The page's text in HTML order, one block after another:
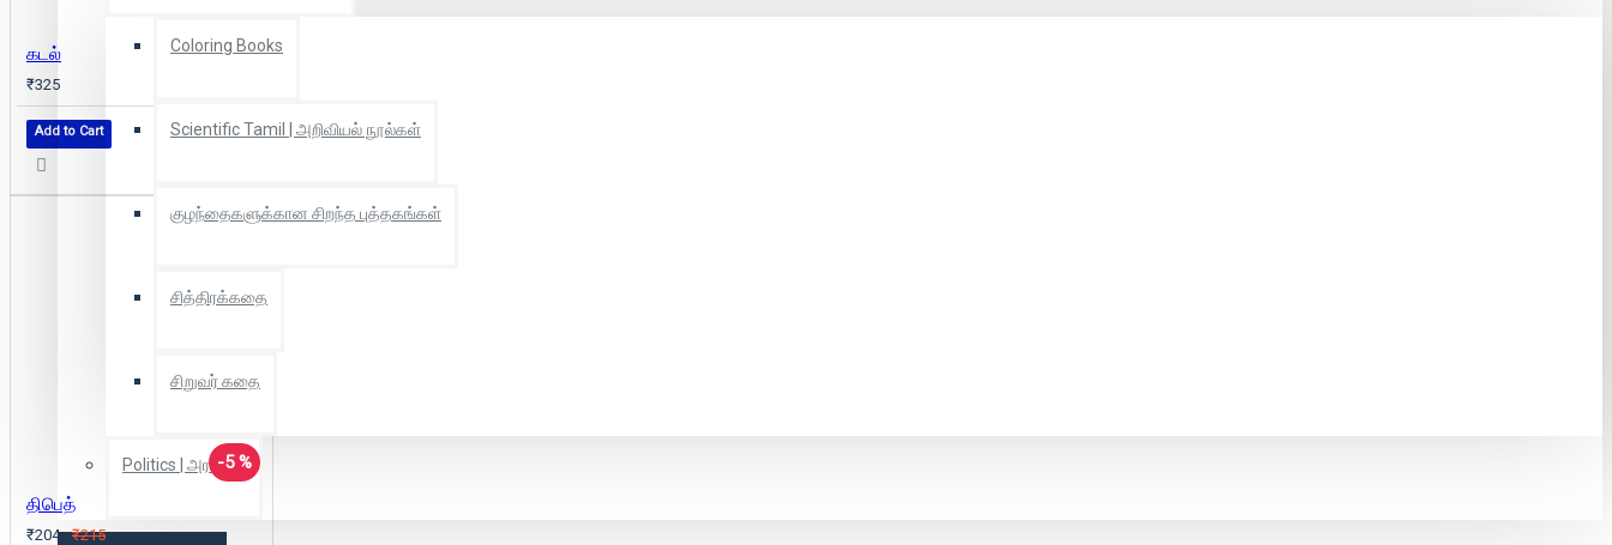
Coloring Books
Scientific Tamil | அறிவியல் நூல்கள்
குழந்தைகளுக்கான சிறந்த புத்தகங்கள்
சித்திரக்கதை
சிறுவர் கதை
Politics | அரசியல்
கடல்
₹325
Add to Cart
-5 %
திபெத்
₹204 ₹215